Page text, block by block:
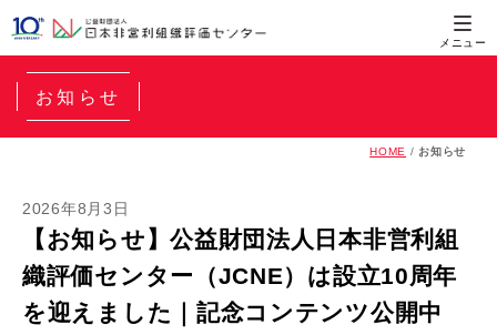
お知らせ
HOME / お知らせ
2026年8月3日
【お知らせ】公益財団法人日本非営利組
織評価センター（JCNE）は設立10周年
を迎えました｜記念コンテンツ公開中